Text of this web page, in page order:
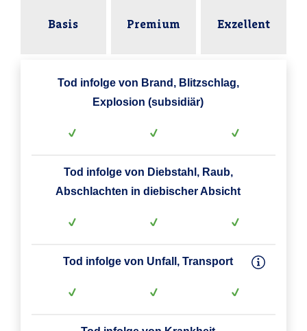
Basis Premium Exzellent
Tod infolge von Brand, Blitzschlag,
Explosion (subsidiär)
Tod infolge von Diebstahl, Raub,
Abschlachten in diebischer Absicht
Tod infolge von Unfall, Transport